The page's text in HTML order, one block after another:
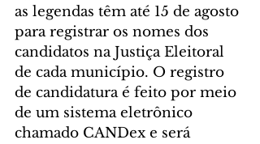
as legendas têm até 15 de agosto
para registrar os nomes dos
candidatos na Justiça Eleitoral
de cada município. O registro
de candidatura é feito por meio
de um sistema eletrônico
chamado CANDex e será